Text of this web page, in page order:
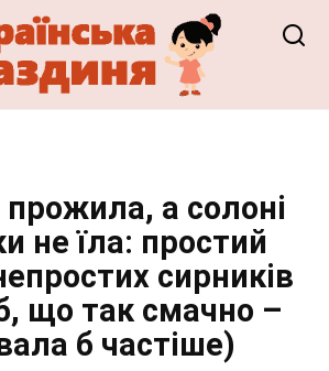
прожила, а солоні
не їла: простий
сирників
що так смачно –
б частіше)